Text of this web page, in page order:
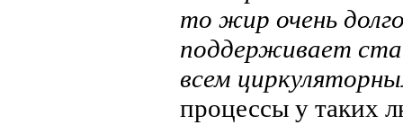
то жир очень
поддерживает
всем
процессы у таких